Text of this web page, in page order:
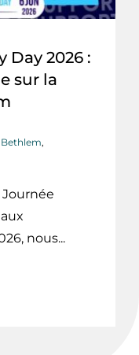
Day 2026 :
sur la
,
Journée
nous...